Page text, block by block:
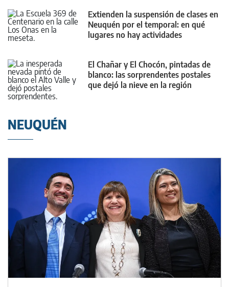
Extienden la suspensión de clases en
Neuquén por el temporal: en qué
lugares no hay actividades
El Chañar y El Chocón, pintadas de
blanco: las sorprendentes postales
que dejó la nieve en la región
NEUQUÉN